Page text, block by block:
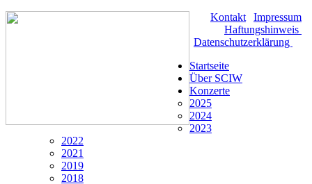
Kontakt Impressum
Haftungshinweis
Datenschutzerklärung
Startseite
Über SCIW
Konzerte
2025
2024
2023
2022
2021
2019
2018